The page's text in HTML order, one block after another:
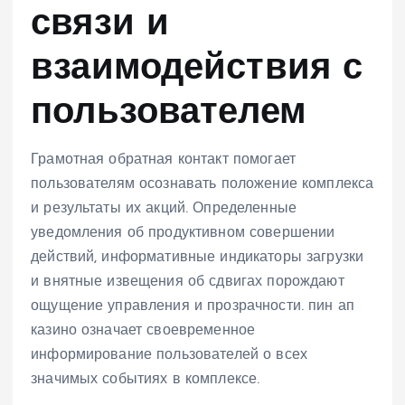
связи и
взаимодействия с
пользователем
Грамотная обратная контакт помогает
пользователям осознавать положение комплекса
и результаты их акций. Определенные
уведомления об продуктивном совершении
действий, информативные индикаторы загрузки
и внятные извещения об сдвигах порождают
ощущение управления и прозрачности. пин ап
казино означает своевременное
информирование пользователей о всех
значимых событиях в комплексе.